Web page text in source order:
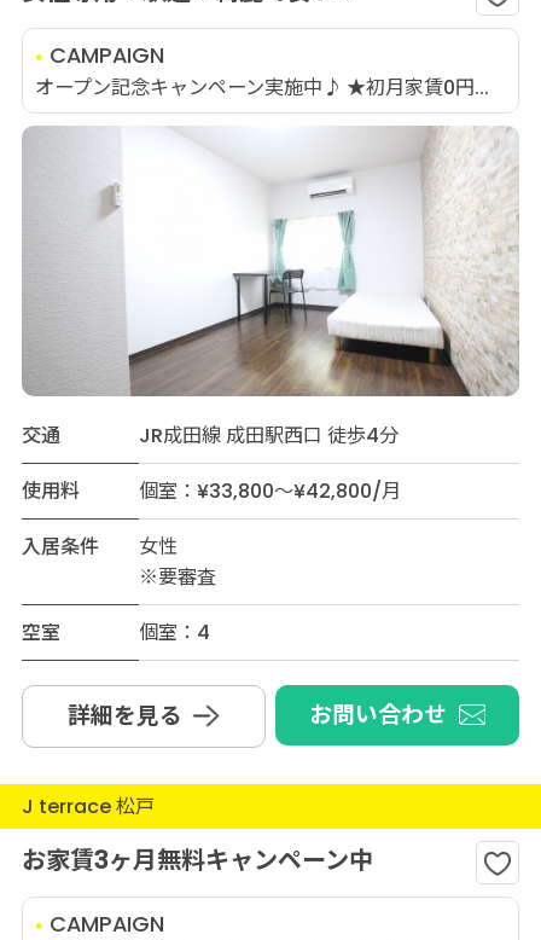
CAMPAIGN
オープン記念キャンペーン実施中♪ ★初月家賃0円...
交通
JR成田線 成田駅西口 徒歩4分
使用料
個室：¥33,800～¥42,800/月
入居条件
女性
※要審査
空室
個室：4
詳細を見る お問い合わせ
J terrace 松戸
お家賃3ヶ月無料キャンペーン中
CAMPAIGN